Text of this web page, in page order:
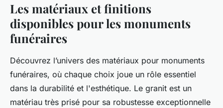
Les matériaux et finitions
disponibles pour les monuments
funéraires
Découvrez l’univers des matériaux pour monuments
funéraires, où chaque choix joue un rôle essentiel
dans la durabilité et l'esthétique. Le granit est un
matériau très prisé pour sa robustesse exceptionnelle